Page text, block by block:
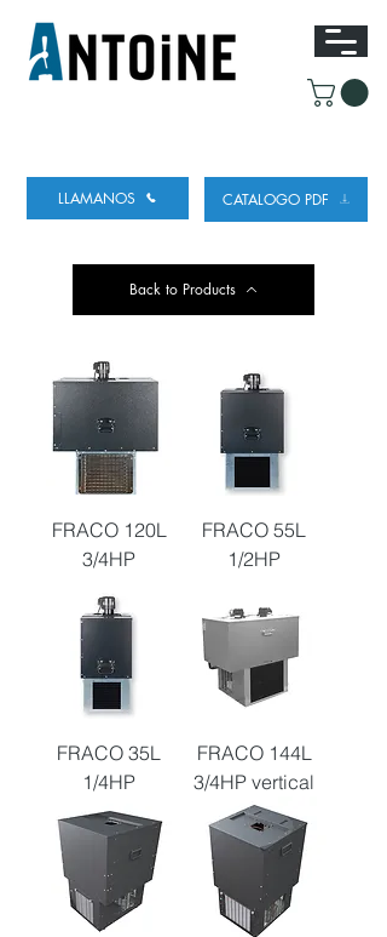
LLAMANOS CATALOGO PDF
Back to Products
FRACO 120L
3/4HP
FRACO 55L
1/2HP
FRACO 35L
1/4HP
FRACO 144L
3/4HP vertical